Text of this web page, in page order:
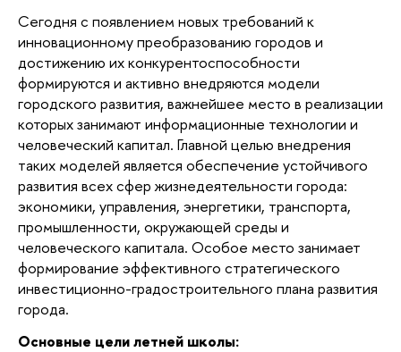
Сегодня с появлением новых требований к
инновационному преобразованию городов и
достижению их конкурентоспособности
формируются и активно внедряются модели
городского развития, важнейшее место в реализации
которых занимают информационные технологии и
человеческий капитал. Главной целью внедрения
таких моделей является обеспечение устойчивого
развития всех сфер жизнедеятельности города:
экономики, управления, энергетики, транспорта,
промышленности, окружающей среды и
человеческого капитала. Особое место занимает
формирование эффективного стратегического
инвестиционно-градостроительного плана развития
города.
Основные цели летней школы: